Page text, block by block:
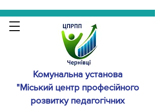
Комунальна установа
"Міський центр професійного
розвитку педагогічних